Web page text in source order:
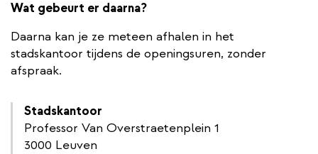
Wat gebeurt er daarna?
Daarna kan je ze meteen afhalen in het
stadskantoor tijdens de openingsuren, zonder
afspraak.
Stadskantoor
Professor Van Overstraetenplein 1
3000 Leuven